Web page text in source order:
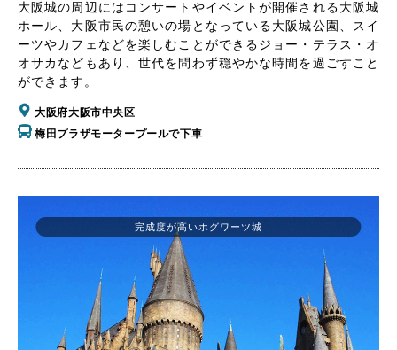
大阪城の周辺にはコンサートやイベントが開催される大阪城
ホール、大阪市民の憩いの場となっている大阪城公園、スイ
ーツやカフェなどを楽しむことができるジョー・テラス・オ
オサカなどもあり、世代を問わず穏やかな時間を過ごすこと
ができます。
大阪府大阪市中央区
梅田プラザモータープールで下車
完成度が高いホグワーツ城